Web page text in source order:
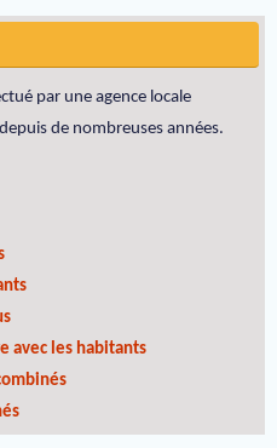
par une agence locale
de nombreuses années.
avec les habitants